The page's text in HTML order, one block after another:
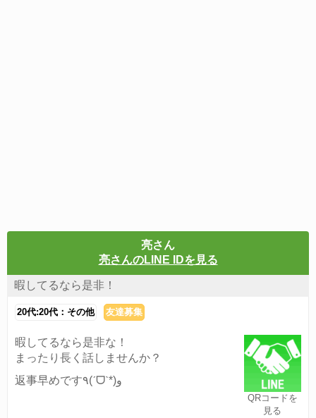
亮さん
亮さんのLINE IDを見る
暇してるなら是非！
20代:20代：その他 友達募集
QRコードを
見る
暇してるなら是非な！
まったり長く話しませんか？
返事早めです٩(ˊᗜˋ*)و